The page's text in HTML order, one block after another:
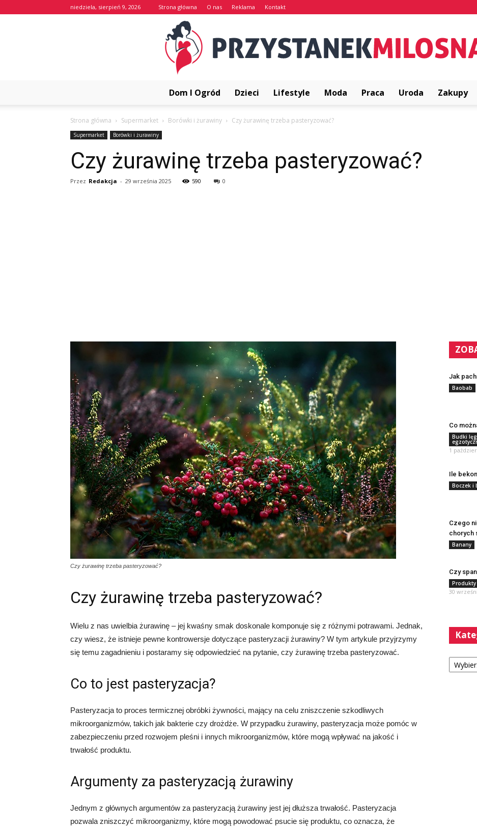
niedziela, sierpień 9, 2026 Strona główna O nas Reklama Kontakt
Dom I Ogród Dzieci Lifestyle Moda Praca Uroda Zakupy
Strona główna Supermarket Borówki i żurawiny Czy żurawinę trzeba pasteryzować?
Supermarket Borówki i żurawiny
Czy żurawinę trzeba pasteryzować?
Przez Redakcja - 29 września 2025 590 0
Czy żurawinę trzeba pasteryzować?
Czy żurawinę trzeba pasteryzować?
Wielu z nas uwielbia żurawinę – jej kwaśny smak doskonale komponuje się z różnymi potrawami. Jednak,
czy wiesz, że istnieje pewne kontrowersje dotyczące pasteryzacji żurawiny? W tym artykule przyjrzymy
się temu zagadnieniu i postaramy się odpowiedzieć na pytanie, czy żurawinę trzeba pasteryzować.
Co to jest pasteryzacja?
Pasteryzacja to proces termicznej obróbki żywności, mający na celu zniszczenie szkodliwych
mikroorganizmów, takich jak bakterie czy drożdże. W przypadku żurawiny, pasteryzacja może pomóc w
zabezpieczeniu przed rozwojem pleśni i innych mikroorganizmów, które mogą wpływać na jakość i
trwałość produktu.
Argumenty za pasteryzacją żurawiny
Jednym z głównych argumentów za pasteryzacją żurawiny jest jej dłuższa trwałość. Pasteryzacja
pozwala zniszczyć mikroorganizmy, które mogą powodować psucie się produktu, co oznacza, że
Jak
Baobab
Co
Budki
1
Ile
Boczek i
Czego
chorych
Banany
Czy
30